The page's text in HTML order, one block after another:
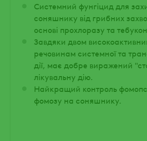
Системний фунгіцид для
соняшнику від грибних
основі прохлоразу та
Завдяки двом
речовинам системної та
дії, має добре виражений
лікувальну дію.
Найкращий контроль
фомозу на соняшнику.